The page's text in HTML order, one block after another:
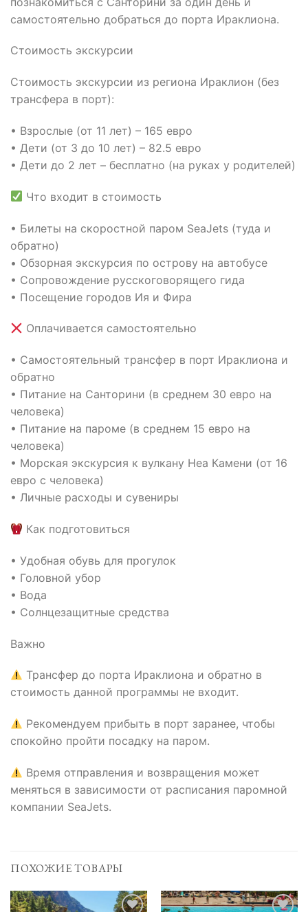
самостоятельно добраться до порта Ираклиона.
Стоимость экскурсии
Стоимость экскурсии из региона Ираклион (без
трансфера в порт):
• Взрослые (от 11 лет) – 165 евро
• Дети (от 3 до 10 лет) – 82.5 евро
• Дети до 2 лет – бесплатно (на руках у родителей)
Что входит в стоимость
• Билеты на скоростной паром SeaJets (туда и
обратно)
• Обзорная экскурсия по острову на автобусе
• Сопровождение русскоговорящего гида
• Посещение городов Ия и Фира
Оплачивается самостоятельно
• Самостоятельный трансфер в порт Ираклиона и
обратно
• Питание на Санторини (в среднем 30 евро на
человека)
• Питание на пароме (в среднем 15 евро на
человека)
• Морская экскурсия к вулкану Неа Камени (от 16
евро с человека)
• Личные расходы и сувениры
Как подготовиться
• Удобная обувь для прогулок
• Головной убор
• Вода
• Солнцезащитные средства
Важно
Трансфер до порта Ираклиона и обратно в
стоимость данной программы не входит.
Рекомендуем прибыть в порт заранее, чтобы
спокойно пройти посадку на паром.
Время отправления и возвращения может
меняться в зависимости от расписания паромной
компании SeaJets.
ПОХОЖИЕ ТОВАРЫ